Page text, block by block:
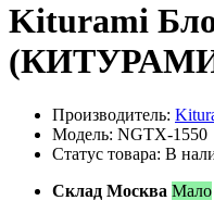
Kiturami
Производитель:
Модель: NGTX-1550
Статус товара: В
Склад Москва Мало